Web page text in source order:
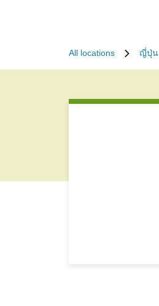
All locations ญี่ปุ่น